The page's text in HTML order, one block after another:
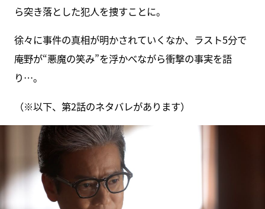
ら突き落とした犯人を捜すことに。
徐々に事件の真相が明かされていくなか、ラスト5分で
庵野が“悪魔の笑み”を浮かべながら衝撃の事実を語
り…。
（※以下、第2話のネタバレがあります）